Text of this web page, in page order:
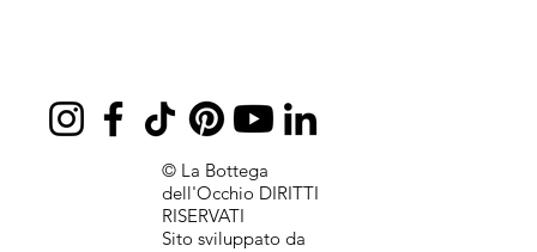
© La Bottega
dell'Occhio DIRITTI
RISERVATI
Sito sviluppato da